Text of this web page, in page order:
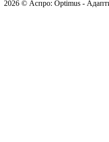
2026 © Аспро: Optimus -